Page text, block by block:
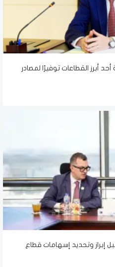
أبرز القطاعات توفيرًا لمصادر
إبراز وتحديد إسهامات قطاع